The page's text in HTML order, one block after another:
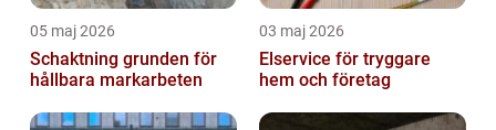
05 maj 2026
Schaktning grunden för
hållbara markarbeten
03 maj 2026
Elservice för tryggare
hem och företag